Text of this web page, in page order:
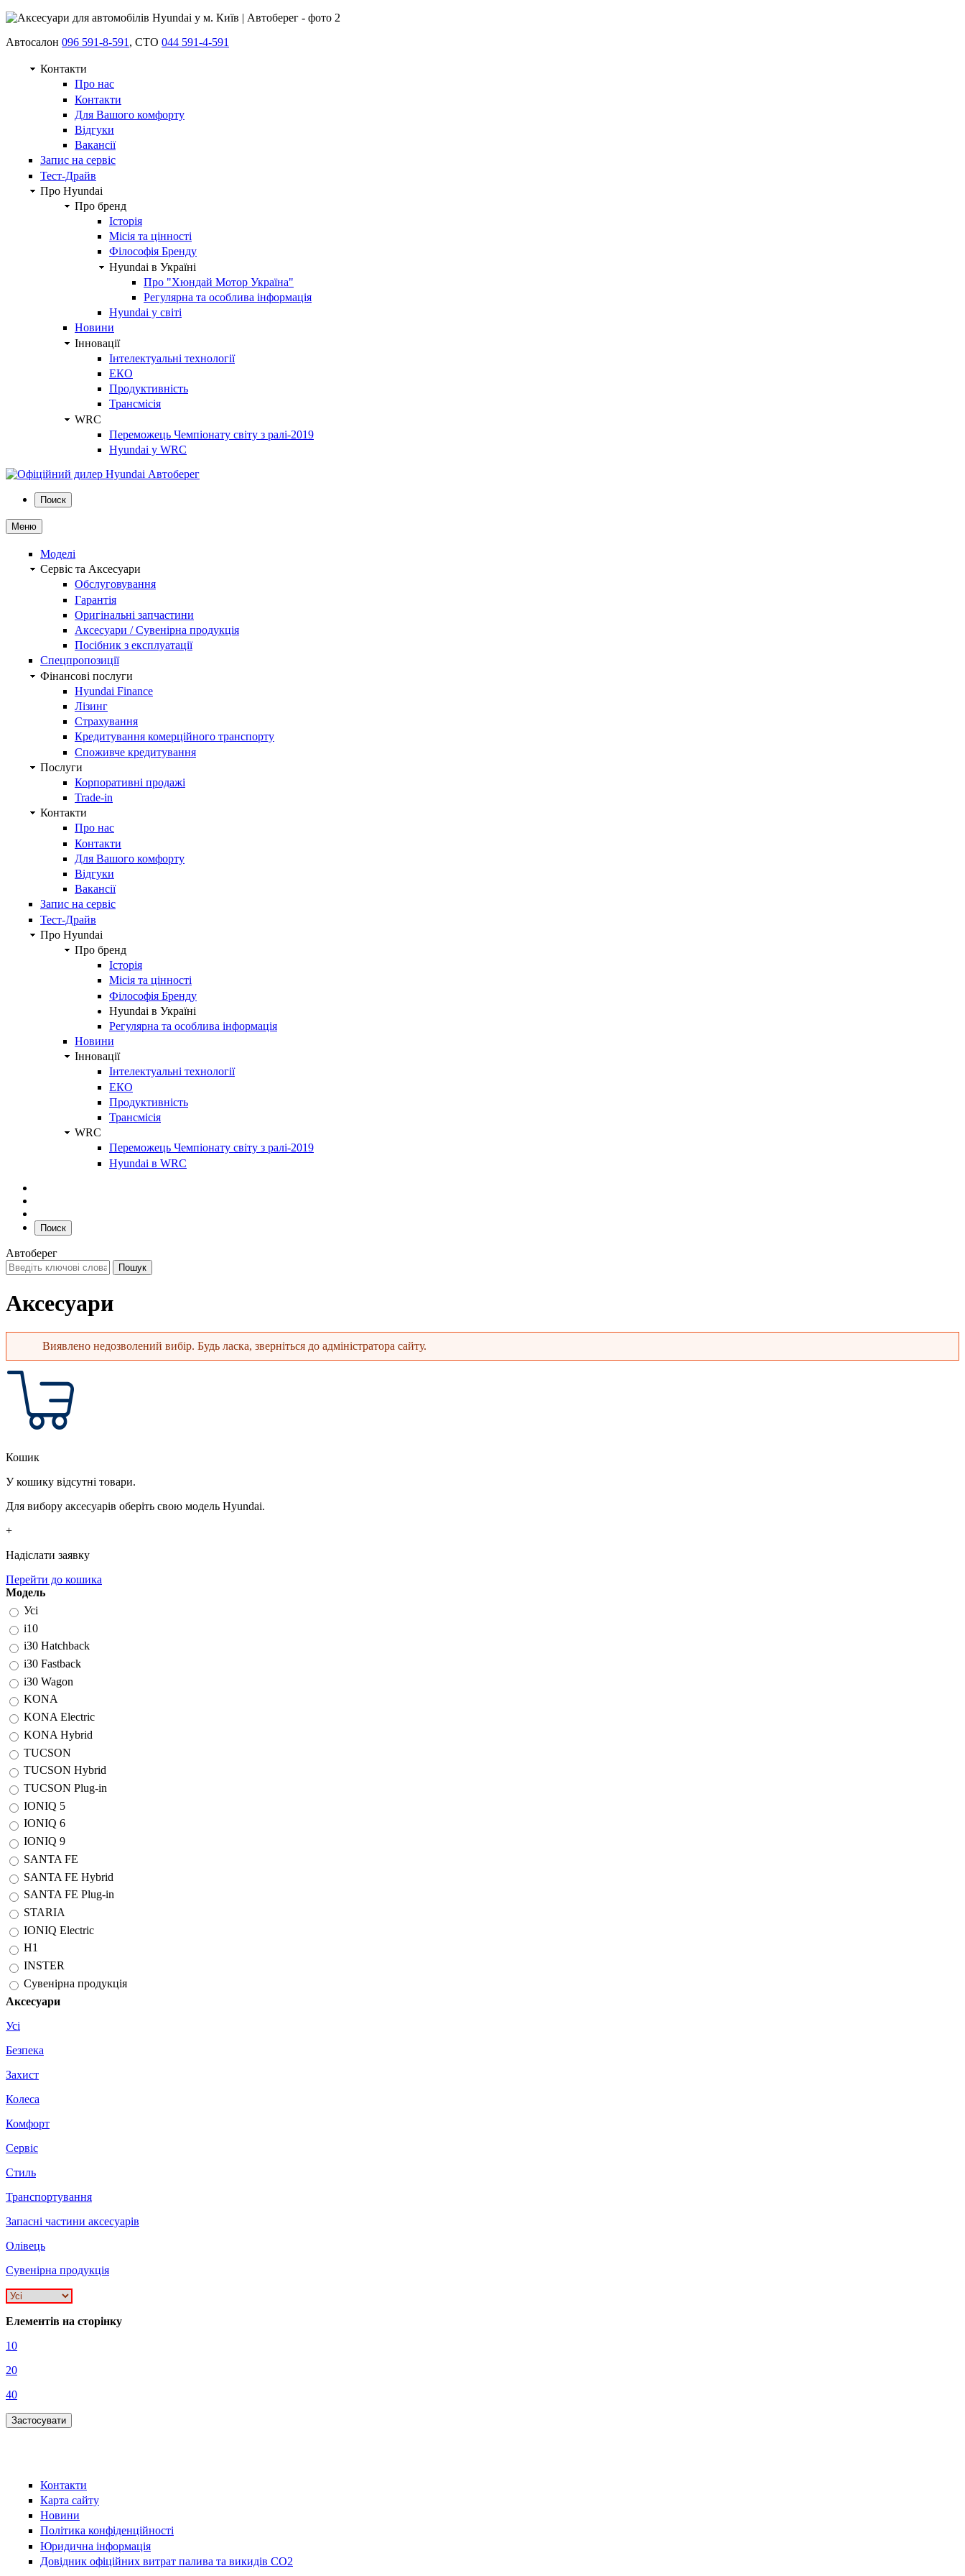
Автосалон 096 591-8-591 , СТО 044 591-4-591
Контакти
Про нас
Контакти
Для Вашого комфорту
Відгуки
Вакансії
Запис на сервіс
Тест-Драйв
Про Hyundai
Про бренд
Історія
Місія та цінності
Філософія Бренду
Hyundai в Україні
Про "Хюндай Мотор Україна"
Регулярна та особлива інформація
Hyundai у світі
Новини
Інновації
Інтелектуальні технології
ЕКО
Продуктивність
Трансмісія
WRC
Переможець Чемпіонату світу з ралі-2019
Hyundai у WRC
Поиск
Меню
Моделі
Сервіс та Аксесуари
Обслуговування
Гарантія
Оригінальні запчастини
Аксесуари / Сувенірна продукція
Посібник з експлуатації
Спецпропозиції
Фінансові послуги
Hyundai Finance
Лізинг
Страхування
Кредитування комерційного транспорту
Споживче кредитування
Послуги
Корпоративні продажі
Trade-in
Контакти
Про нас
Контакти
Для Вашого комфорту
Відгуки
Вакансії
Запис на сервіс
Тест-Драйв
Про Hyundai
Про бренд
Історія
Місія та цінності
Філософія Бренду
Hyundai в Україні
Регулярна та особлива інформація
Новини
Інновації
Інтелектуальні технології
ЕКО
Продуктивність
Трансмісія
WRC
Переможець Чемпіонату світу з ралі-2019
Hyundai в WRC
Поиск
Автоберег
Аксесуари
Повідомлення про помилку
Виявлено недозволений вибір. Будь ласка, зверніться до адміністратора сайту.
Кошик
У кошику відсутні товари.
Для вибору аксесуарів оберіть свою модель Hyundai.
+
Надіслати заявку
Перейти до кошика
Модель
Усі
i10
i30 Hatchback
i30 Fastback
i30 Wagon
KONA
KONA Electric
KONA Hybrid
TUCSON
TUCSON Hybrid
TUCSON Plug-in
IONIQ 5
IONIQ 6
IONIQ 9
SANTA FE
SANTA FE Hybrid
SANTA FE Plug-in
STARIA
IONIQ Electric
H1
INSTER
Сувенірна продукція
Аксесуари
Усі
Безпека
Захист
Колеса
Комфорт
Сервіс
Стиль
Транспортування
Запасні частини аксесуарів
Олівець
Сувенірна продукція
Елементів на сторінку
10
20
40
Контакти
Карта сайту
Новини
Політика конфіденційності
Юридична інформація
Довідник офіційних витрат палива та викидів СО2